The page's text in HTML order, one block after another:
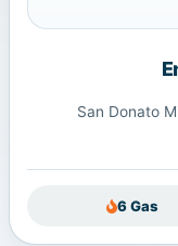
San Donato
6 Gas